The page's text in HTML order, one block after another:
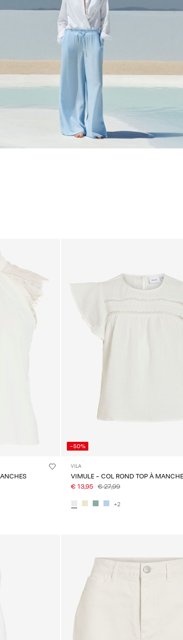
05-26_blue
-50%
VILA
VIMULE - COL ROND TOP À
€ 13,95 € 27,99
+2